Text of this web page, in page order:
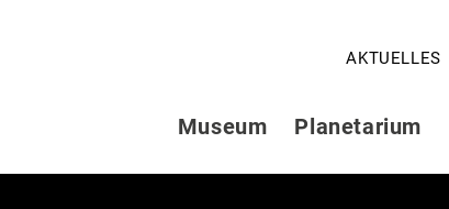
AKTUELLES
Museum Planetarium